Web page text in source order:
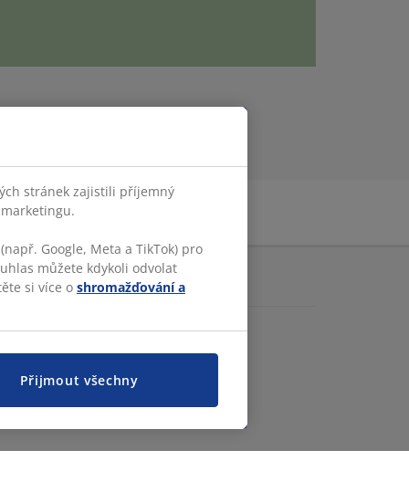
O JYSKU
stránek zajistili příjemný
Google, Meta a TikTok) pro
můžete kdykoli odvolat
si více o shromažďování a
Přijmout všechny